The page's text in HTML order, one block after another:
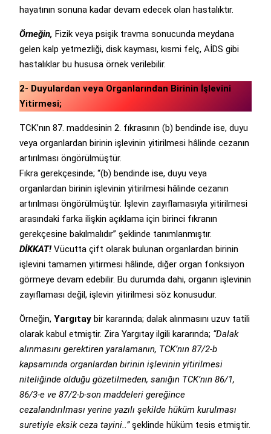
hayatının sonuna kadar devam edecek olan hastalıktır.
Örneğin, Fizik veya psişik travma sonucunda meydana
gelen kalp yetmezliği, disk kayması, kısmi felç, AİDS gibi
hastalıklar bu hususa örnek verilebilir.
2- Duyulardan veya Organlarından Birinin İşlevini
Yitirmesi;
TCK’nın 87. maddesinin 2. fıkrasının (b) bendinde ise, duyu
veya organlardan birinin işlevinin yitirilmesi hâlinde cezanın
artırılması öngörülmüştür.
Fıkra gerekçesinde; “(b) bendinde ise, duyu veya
organlardan birinin işlevinin yitirilmesi hâlinde cezanın
artırılması öngörülmüştür. İşlevin zayıflamasıyla yitirilmesi
arasındaki farka ilişkin açıklama için birinci fıkranın
gerekçesine bakılmalıdır” şeklinde tanımlanmıştır.
DİKKAT!Vücutta çift olarak bulunan organlardan birinin
işlevini tamamen yitirmesi hâlinde, diğer organ fonksiyon
görmeye devam edebilir. Bu durumda dahi, organın işlevinin
zayıflaması değil, işlevin yitirilmesi söz konusudur.
Örneğin, Yargıtay bir kararında; dalak alınmasını uzuv tatili
olarak kabul etmiştir. Zira Yargıtay ilgili kararında; “Dalak
alınmasını gerektiren yaralamanın, TCK’nın 87/2-b
kapsamında organlardan birinin işlevinin yitirilmesi
niteliğinde olduğu gözetilmeden, sanığın TCK’nın 86/1,
86/3-e ve 87/2-b-son maddeleri gereğince
cezalandırılması yerine yazılı şekilde hüküm kurulması
suretiyle eksik ceza tayini..”şeklinde hüküm tesis etmiştir.